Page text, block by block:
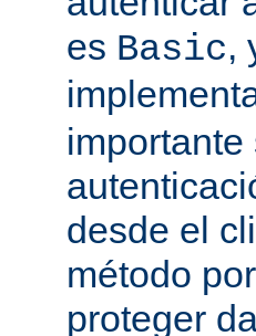
es Basic,
desde el
método
proteger